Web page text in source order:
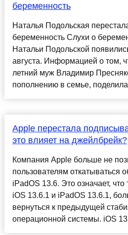
беременность
Наталья Подольская
беременность Слухи о
Натальи Подольской
августа. Информацией о том,
летний муж Владимир
пополнению в семье,
Apple перестала
это влияет на джейлбрейк?
Компания Apple больше не
пользователям откатываться
iPadOS 13.6. Это означает, что
iOS 13.6.1 и iPadOS 13.6.1,
вернуться к предыдущей
операционной системы. iOS